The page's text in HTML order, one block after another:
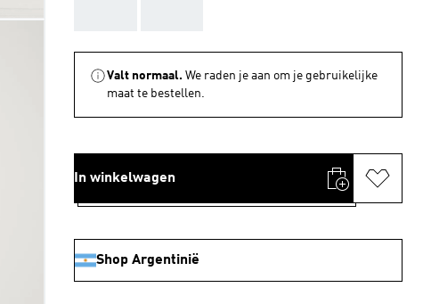
Valt normaal. We raden je aan om je gebruikelijke
maat te bestellen.
In winkelwagen
Shop Argentinië